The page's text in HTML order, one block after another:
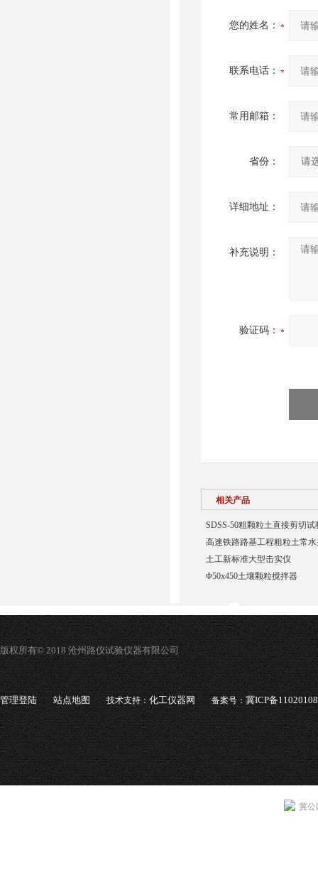
您的姓名：
联系电话：
常用邮箱：
省份：
详细地址：
补充说明：
验证码：
相关产品
SDSS-50粗颗粒土直接剪切试
高速铁路路基工程粗粒土常
土工新标准大型击实仪
Φ50x450土壤颗粒搅拌器
版权所有© 2018 沧州路仪试验仪器有限公司
管理登陆 站点地图 技术支持：化工仪器网 备案号：冀ICP备
冀公